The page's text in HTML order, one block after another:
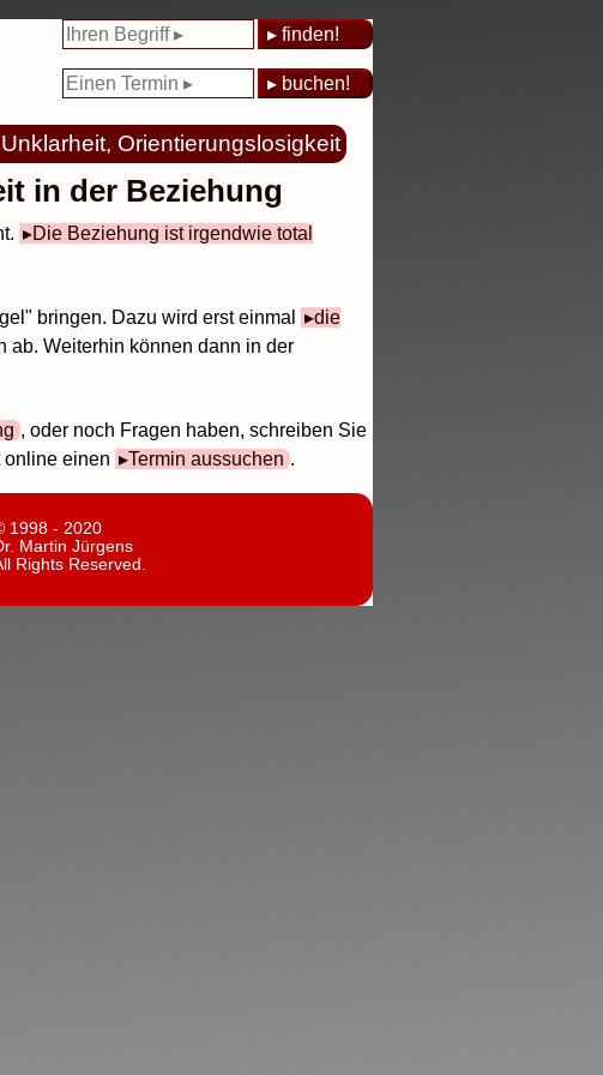
Unklarheit, Orientierungslosigkeit
in der Beziehung
Die Beziehung ist irgendwie total
bringen. Dazu wird erst einmal
die
ab. Weiterhin können dann in der
, oder noch Fragen haben, schreiben Sie
online einen Termin aussuchen .
1998 - 2020
Martin Jürgens
Rights Reserved.